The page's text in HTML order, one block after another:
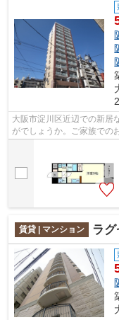
大阪市淀川区近辺での新居
がでしょうか。ご家族での
日のごみ捨てが楽になる敷
賃貸 | マンション ラグ